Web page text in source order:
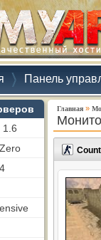
Панель
1.6
Главная »